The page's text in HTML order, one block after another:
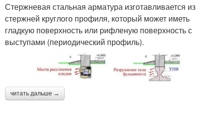
Стержневая стальная арматура изготавливается из
стержней круглого профиля, который может иметь
гладкую поверхность или рифленую поверхность с
выступами (периодический профиль).
читать дальше →